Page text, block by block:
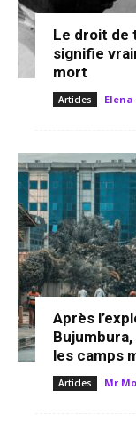
Le droit de
signifie
mort
Articles
Après
les camps
Articles Mr